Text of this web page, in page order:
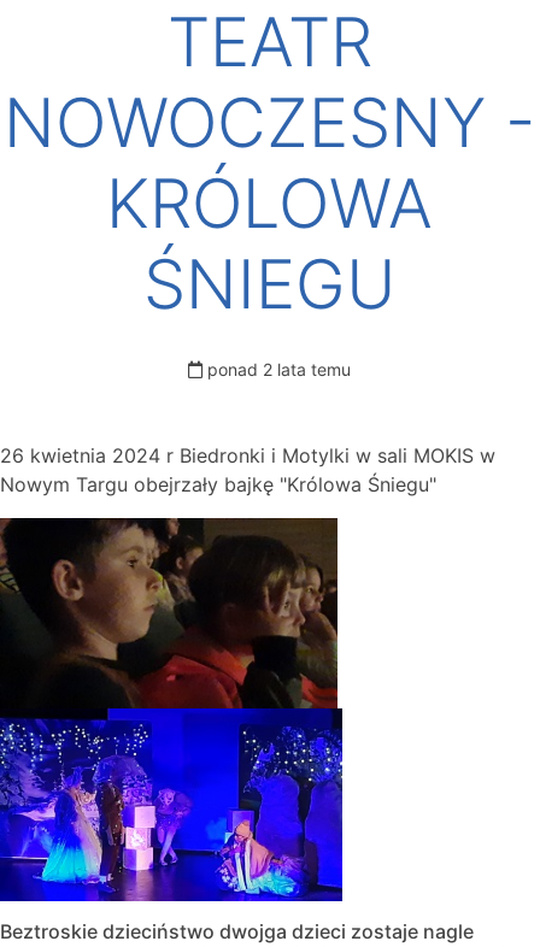
TEATR
NOWOCZESNY -
KRÓLOWA
ŚNIEGU
ponad 2 lata temu
26 kwietnia 2024 r Biedronki i Motylki w sali MOKIS w
Nowym Targu obejrzały bajkę "Królowa Śniegu"
Beztroskie dzieciństwo dwojga dzieci zostaje nagle